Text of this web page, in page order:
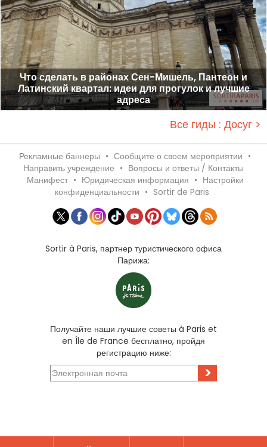
Что сделать в районах Сен-Мишель, Пантеон и
Латинский квартал: идеи для прогулок и лучшие
адреса
Все гиды : Досуг >
Рекламные баннеры • Сообщите о своем мероприятии •
Направить учреждение • Вопросы и ответы / Контакты
Манифест • Юридическая информация • Настройки
конфиденциальности • Sortir de Paris
Sortir à Paris, партнер туристического офиса
Парижа:
Получайте наши лучшие советы à Paris et
en Île de France бесплатно, пройдя
регистрацию ниже:
>